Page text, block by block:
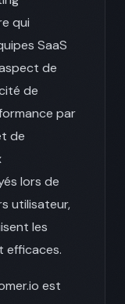
qui
SaaS
de
de
par
de
lors de
utilisateur,
les
efficaces.
est